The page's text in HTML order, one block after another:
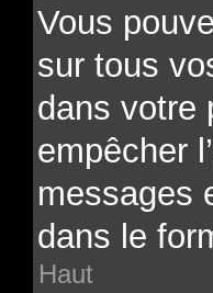
Vous
sur tous
dans votre
empêcher
messages
dans le
Haut